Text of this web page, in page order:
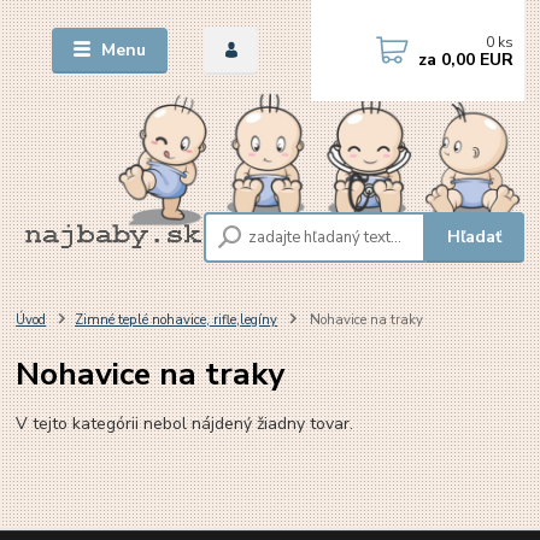
Menu
Hľadať
0 ks
za 0,00 EUR
Úvod Zimné teplé nohavice, rifle,legíny Nohavice na traky
Nohavice na traky
V tejto kategórii nebol nájdený žiadny tovar.